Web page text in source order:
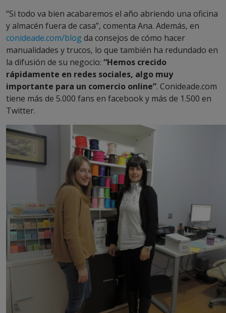
“Si todo va bien acabaremos el año abriendo una oficina
y almacén fuera de casa”, comenta Ana. Además, en
conideade.com/blogda consejos de cómo hacer
manualidades y trucos, lo que también ha redundado en
la difusión de su negocio: “Hemos crecido
rápidamente en redes sociales, algo muy
importante para un comercio online”. Conideade.com
tiene más de 5.000 fans en facebook y más de 1.500 en
Twitter.